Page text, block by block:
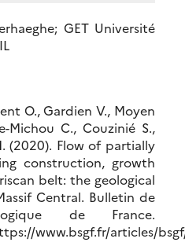
GET Université
O., Gardien V., Moyen
Michou C., Couzinié S.,
(2020). Flow of partially
construction, growth
belt: the geological
Central. Bulletin de
de France.
www.bsgf.fr/articles/